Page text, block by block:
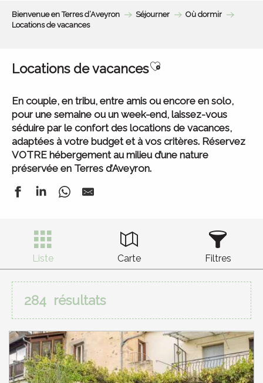
Bienvenue en Terres d’Aveyron Séjourner
Où dormir
Locations de vacances
Locations de vacancesAjouter aux favoris
En couple, en tribu, entre amis ou encore en solo,
pour une semaine ou un week-end, laissez-vous
séduire par le confort des locations de vacances,
adaptées à votre budget et à vos critères. Réservez
VOTRE hébergement au milieu d’une nature
préservée en Terres d’Aveyron.
Liste Carte Filtres
284 résultats